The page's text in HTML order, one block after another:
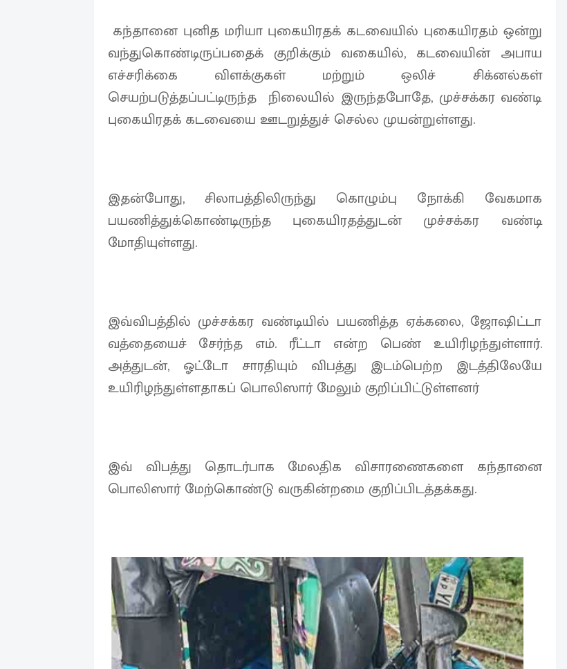
கந்தானை புனித மரியா புகையிரதக் கடவையில் புகையிரதம் ஒன்று
வந்துகொண்டிருப்பதைக் குறிக்கும் வகையில், கடவையின் அபாய
எச்சரிக்கை விளக்குகள் மற்றும் ஒலிச் சிக்னல்கள்
செயற்படுத்தப்பட்டிருந்த நிலையில் இருந்தபோதே, முச்சக்கர வண்டி
புகையிரதக் கடவையை ஊடறுத்துச் செல்ல முயன்றுள்ளது.
இதன்போது, சிலாபத்திலிருந்து கொழும்பு நோக்கி வேகமாக
பயணித்துக்கொண்டிருந்த புகையிரதத்துடன் முச்சக்கர வண்டி
மோதியுள்ளது.
இவ்விபத்தில் முச்சக்கர வண்டியில் பயணித்த ஏக்கலை, ஜோஷிட்டா
வத்தையைச் சேர்ந்த எம். ரீட்டா என்ற பெண் உயிரிழந்துள்ளார்.
அத்துடன், ஓட்டோ சாரதியும் விபத்து இடம்பெற்ற இடத்திலேயே
உயிரிழந்துள்ளதாகப் பொலிஸார் மேலும் குறிப்பிட்டுள்ளனர்
இவ் விபத்து தொடர்பாக மேலதிக விசாரணைகளை கந்தானை
பொலிஸார் மேற்கொண்டு வருகின்றமை குறிப்பிடத்தக்கது.